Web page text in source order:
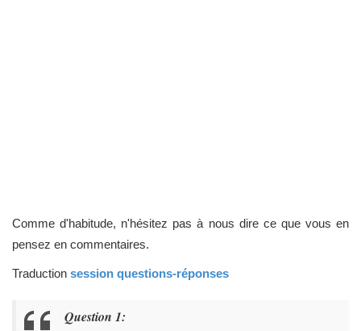
Comme d'habitude, n'hésitez pas à nous dire ce que vous en
pensez en commentaires.
Traduction session questions-réponses
Question 1: